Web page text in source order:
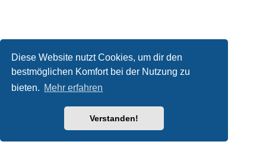
Diese Website nutzt Cookies, um dir den
bestmöglichen Komfort bei der Nutzung zu
bieten. Mehr erfahren
Verstanden!